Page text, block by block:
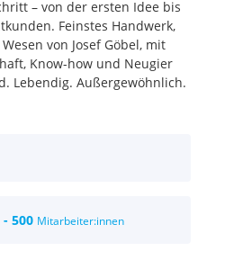
– von der ersten Idee bis
Feinstes Handwerk,
von Josef Göbel, mit
Know-how und Neugier
Lebendig. Außergewöhnlich.
- 500 Mitarbeiter:innen